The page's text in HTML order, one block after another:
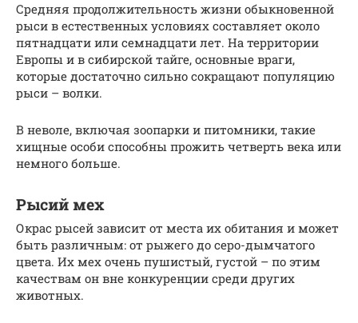
Средняя продолжительность жизни обыкновенной
рыси в естественных условиях составляет около
пятнадцати или семнадцати лет. На территории
Европы и в сибирской тайге, основные враги,
которые достаточно сильно сокращают популяцию
рыси – волки.
В неволе, включая зоопарки и питомники, такие
хищные особи способны прожить четверть века или
немного больше.
Рысий мех
Окрас рысей зависит от места их обитания и может
быть различным: от рыжего до серо-дымчатого
цвета. Их мех очень пушистый, густой – по этим
качествам он вне конкуренции среди других
животных.